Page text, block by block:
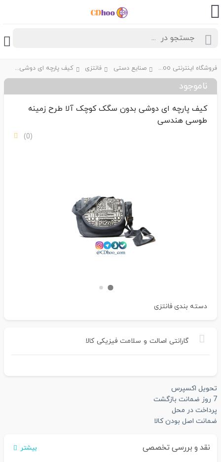
فروشگاه اینترنتی CDhoo صنایع دستی فانتزی کیف پارچه ای دوشی بدون سگک کوچک آلا طرح زمینه طوسی هندسی
ناموجود
کیف پارچه ای دوشی بدون سگک کوچک آلا طرح زمینه
طوسی هندسی
(0)
دسته بندی فانتزی
گارانتی اصالت و سلامت فیزیکی کالا
تحویل اکسپرس
7 روز ضمانت بازگشت
پرداخت در محل
ضمانت اصل بودن کالا
نقد و بررسی تخصصی بیشتر